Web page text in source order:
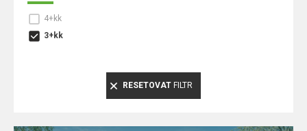
4+kk
3+kk
RESETOVAT FILTR